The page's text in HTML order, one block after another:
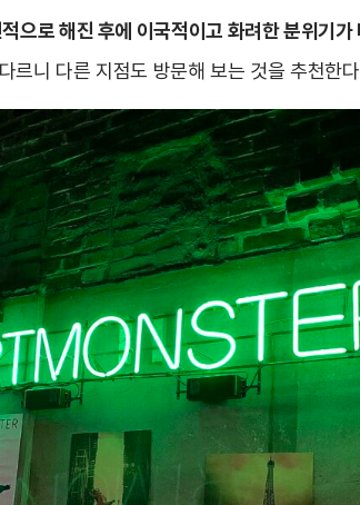
으로 해진 후에 이국적이고 화려한 분위기가
르니 다른 지점도 방문해 보는 것을 추천한